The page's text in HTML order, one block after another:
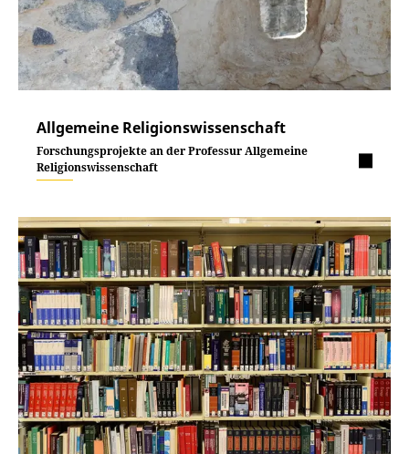
Allgemeine Religionswissenschaft
Forschungsprojekte an der Professur Allgemeine
Religionswissenschaft